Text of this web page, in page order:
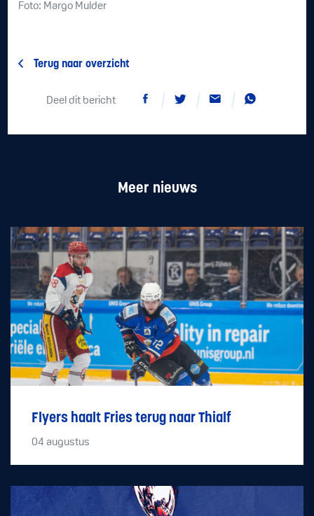
Foto: Margo Mulder
Terug naar overzicht
Deel dit bericht
Meer nieuws
Flyers haalt Fries terug naar Thialf
04 augustus